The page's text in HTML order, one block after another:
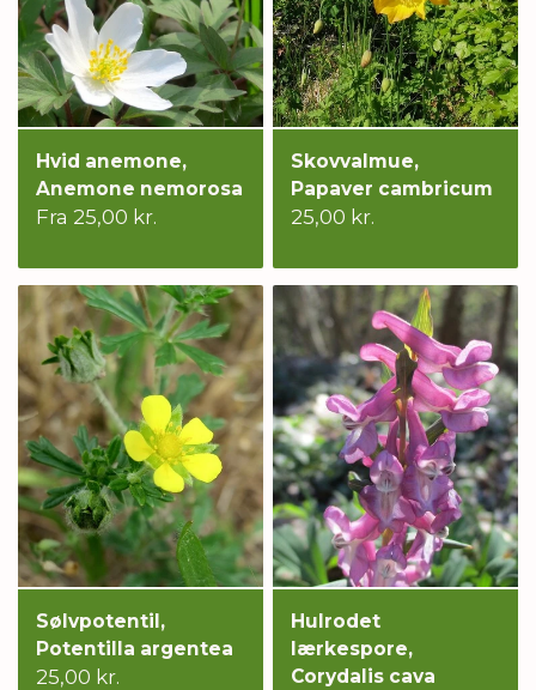
Hvid anemone,
Anemone nemorosa
Fra 25,00 kr.
Skovvalmue,
Papaver cambricum
25,00 kr.
Sølvpotentil,
Potentilla argentea
25,00 kr.
Hulrodet
lærkespore,
Corydalis cava